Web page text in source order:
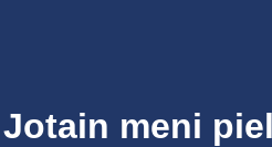
Jotain meni